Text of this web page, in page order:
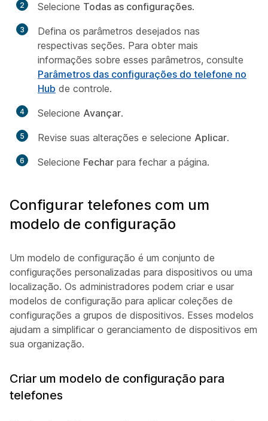
2 Selecione Todas as configurações.
3
Defina os parâmetros desejados nas
respectivas seções. Para obter mais
informações sobre esses parâmetros, consulte
Parâmetros das configurações do telefone no
Hub de controle.
4 Selecione Avançar.
5 Revise suas alterações e selecione Aplicar.
6 Selecione Fechar para fechar a página.
Configurar telefones com um
modelo de configuração
Um modelo de configuração é um conjunto de
configurações personalizadas para dispositivos ou uma
localização. Os administradores podem criar e usar
modelos de configuração para aplicar coleções de
configurações a grupos de dispositivos. Esses modelos
ajudam a simplificar o geranciamento de dispositivos em
sua organização.
Criar um modelo de configuração para
telefones